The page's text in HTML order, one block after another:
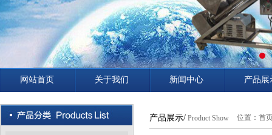
网站首页 关于我们 新闻中心 产品展
产品展示/ Product Show 位置： 首